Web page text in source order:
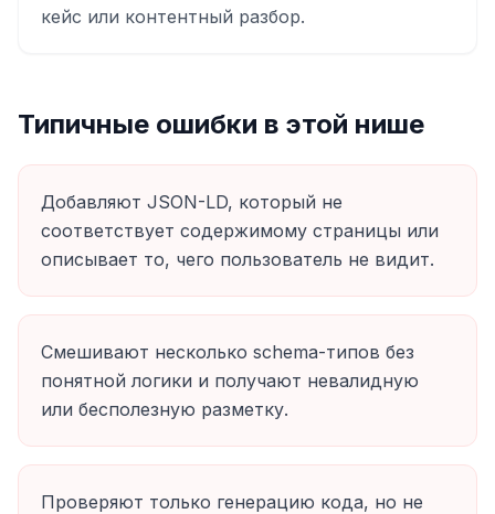
кейс или контентный разбор.
Типичные ошибки в этой нише
Добавляют JSON-LD, который не
соответствует содержимому страницы или
описывает то, чего пользователь не видит.
Смешивают несколько schema-типов без
понятной логики и получают невалидную
или бесполезную разметку.
Проверяют только генерацию кода, но не